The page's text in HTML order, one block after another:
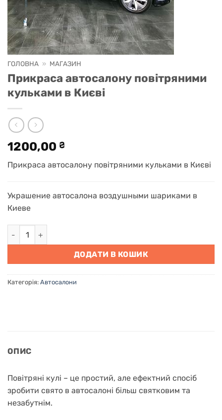
ГОЛОВНА » МАГАЗИН
Прикраса автосалону повітряними
кульками в Києві
1200,00 ₴
Прикраса автосалону повітряними кульками в Києві
Украшение автосалона воздушными шариками в
Киеве
Прикраса автосалону повітряними кульками в Києві
ДОДАТИ В КОШИК
Категорія: Автосалони
ОПИС
Повітряні кулі – це простий, але ефектний спосіб
зробити свято в автосалоні більш святковим та
незабутнім.